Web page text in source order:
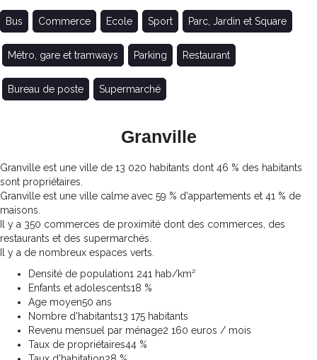
Bus Commerce Ecole Sport Parc, Jardin et Square
Métro, gare et tramways Parking Restaurant
Bureau de poste Supermarché
Granville
Granville est une ville de 13 020 habitants dont 46 % des habitants
sont propriétaires.
Granville est une ville calme avec 59 % d'appartements et 41 % de
maisons.
Il y a 350 commerces de proximité dont des commerces, des
restaurants et des supermarchés.
Il y a de nombreux espaces verts.
Densité de population1 241 hab/km²
Enfants et adolescents18 %
Age moyen50 ans
Nombre d'habitants13 175 habitants
Revenu mensuel par ménage2 160 euros / mois
Taux de propriétaires44 %